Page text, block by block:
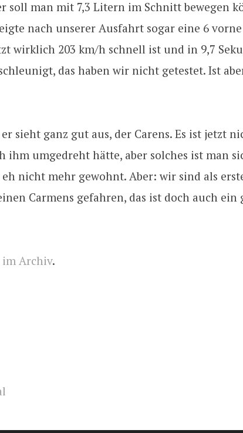
soll man mit 7,3 Litern im Schnitt bewegen
nach unserer Ausfahrt sogar eine 6 vorne
wirklich 203 km/h schnell ist und in 9,7
das haben wir nicht getestet. Ist
sieht ganz gut aus, der Carens. Es ist jetzt
ihm umgedreht hätte, aber solches ist man
nicht mehr gewohnt. Aber: wir sind als
Carmens gefahren, das ist doch auch ein
im Archiv.